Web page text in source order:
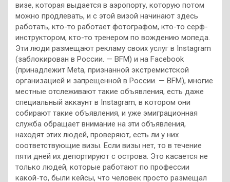
визе, которая выдается в аэропорту, которую потом
можно продлевать, и с этой визой начинают здесь
работать, кто-то работает фотографом, кто-то серф-
инструктором, кто-то тренером по вождению мопеда.
Эти люди размещают рекламу своих услуг в Instagram
(заблокирован в России. — BFM) и на Facebook
(принадлежит Meta, признанной экстремистской
организацией и запрещенной в России. — BFM), многие
местные отслеживают такие объявления, есть даже
специальный аккаунт в Instagram, в котором они
собирают такие объявления, и уже эмиграционная
служба обращает внимание на эти объявления,
находят этих людей, проверяют, есть ли у них
соответствующие визы. Если визы нет, то в течение
пяти дней их депортируют с острова. Это касается не
только людей, которые работают по профессии
какой-то, были кейсы, что человек просто размещал